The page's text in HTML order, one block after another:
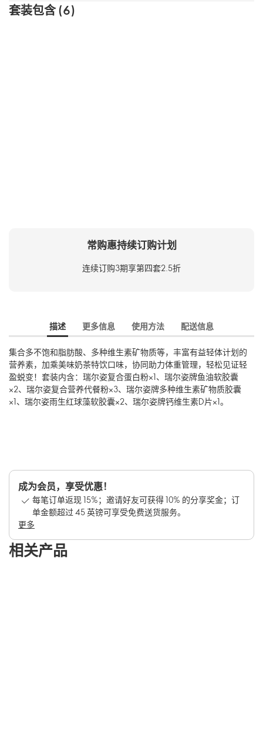
套装包含 (6)
常购惠持续订购计划
连续订购3期享第四套2.5折
描述 更多信息 使用方法 配送信息
集合多不饱和脂肪酸、多种维生素矿物质等，丰富有益轻体计划的
营养素，加乘美味奶茶特饮口味，协同助力体重管理，轻松见证轻
盈蜕变！套装内含：瑞尔姿复合蛋白粉×1、瑞尔姿牌鱼油软胶囊
×2、瑞尔姿复合营养代餐粉×3、瑞尔姿牌多种维生素矿物质胶囊
×1、瑞尔姿雨生红球藻软胶囊×2、瑞尔姿牌钙维生素D片×1。
成为会员，享受优惠！
每笔订单返现 15%；邀请好友可获得 10% 的分享奖金；订
单金额超过 45 英镑可享受免费送货服务。
更多
相关产品